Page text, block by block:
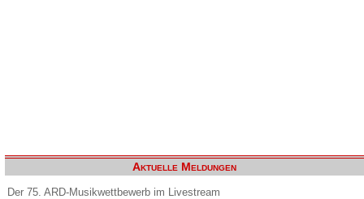
Aktuelle Meldungen
Der 75. ARD-Musikwettbewerb im Livestream